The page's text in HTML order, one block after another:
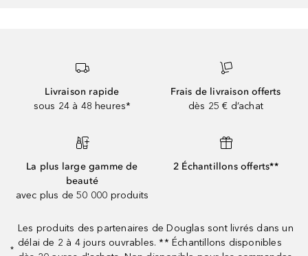
Livraison rapide
sous 24 à 48 heures*
Frais de livraison offerts
dès 25 € d’achat
La plus large gamme de
beauté
avec plus de 50 000 produits
2 Échantillons offerts**
*
Les produits des partenaires de Douglas sont livrés dans un
délai de 2 à 4 jours ouvrables. ** Échantillons disponibles